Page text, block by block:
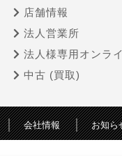
店舗情報
法人営業所
法人様専用オンラ
中古 (買取)
会社情報 お知ら